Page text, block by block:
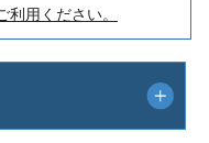
用ください。